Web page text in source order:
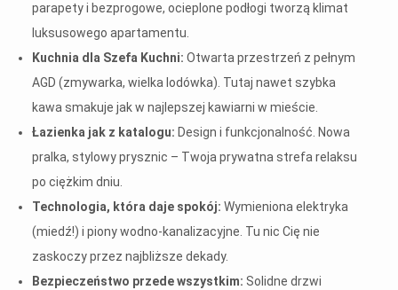
parapety i bezprogowe, ocieplone podłogi tworzą klimat
luksusowego apartamentu.
Kuchnia dla Szefa Kuchni: Otwarta przestrzeń z pełnym
AGD (zmywarka, wielka lodówka). Tutaj nawet szybka
kawa smakuje jak w najlepszej kawiarni w mieście.
Łazienka jak z katalogu: Design i funkcjonalność. Nowa
pralka, stylowy prysznic – Twoja prywatna strefa relaksu
po ciężkim dniu.
Technologia, która daje spokój: Wymieniona elektryka
(miedź!) i piony wodno-kanalizacyjne. Tu nic Cię nie
zaskoczy przez najbliższe dekady.
Bezpieczeństwo przede wszystkim: Solidne drzwi